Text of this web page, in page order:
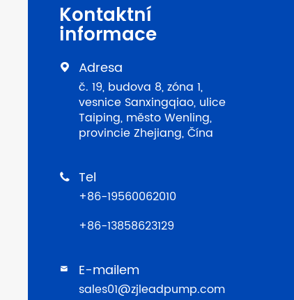
Kontaktní
informace
 Adresa
č. 19, budova 8, zóna 1,
vesnice Sanxingqiao, ulice
Taiping, město Wenling,
provincie Zhejiang, Čína
 Tel
+86-19560062010
+86-13858623129
 E-mailem
sales01@zjleadpump.com